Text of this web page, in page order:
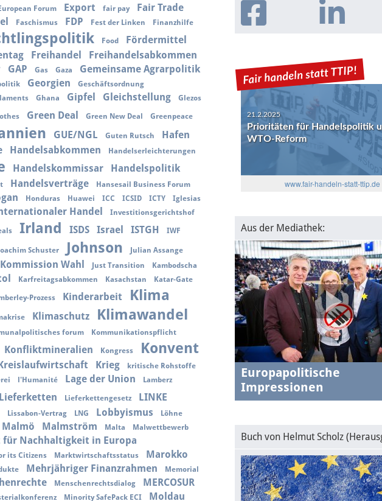
European Forum Export fair pay
Fair Trade
Faschismus FDP Fest der Linken Finanzhilfe
Food Fördermittel
Freihandel Freihandelsabkommen
GAP Gas Gaza Gemeinsame Agrarpolitik
Georgien
Geschäftsordnung
Ghana Gipfel Gleichstellung Glezos
Green Deal Green New Deal Greenpeace
GUE/NGL Guten Rutsch Hafen
Handelsabkommen Handelserleichterungen
Handelskommissar
Handelspolitik
Handelsverträge
Hansesail Business Forum
Honduras Huawei ICC ICSID ICTY
Iglesias
Handel Investitionsgerichtshof
Irland ISDS Israel ISTGH IWF
Joachim Schuster Johnson Julian Assange
Wahl Just Transition Kambodscha
Karfreitagsabkommen Kasachstan Katar-Gate
Prozess Kinderarbeit
Klima
Klimaschutz Klimawandel
forum Kommunikationspflicht
Konfliktmineralien Kongress Konvent
Krieg
kritische Rohstoffe
l'Humanité Lage der Union Lamberz
Lieferketten Lieferkettengesetz
LINKE
Lissabon-Vertrag LNG Lobbyismus Löhne
Malmö Malmström Malta
Malwettbewerb
für Nachhaltigkeit in Europa
its Citizens Marktwirtschaftsstatus Marokko
Mehrjähriger Finanzrahmen
Memorial
Menschenrechtsdialog MERCOSUR
Minority SafePack ECI
Moldau
21.2.2025
Prioritäten für Handelspolitik
WTO-Reform
30.1.2025
USA-EU: Die Algorithmen und
www.fair-handeln-statt-ttip.de
Aus der Mediathek:
Europapolitische
Impressionen
Buch von Helmut Scholz